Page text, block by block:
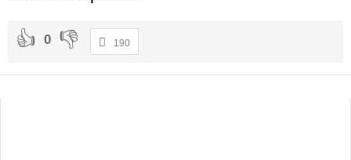
0 190